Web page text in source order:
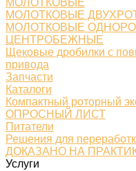
МОЛОТКОВЫЕ
МОЛОТКОВЫЕ
МОЛОТКОВЫЕ
ЦЕНТРОБЕЖНЫЕ
Щековые дробилки с
привода
Запчасти
Каталоги
Компактный роторный
ОПРОСНЫЙ ЛИСТ
Питатели
Решения для
ДОКАЗАНО НА
Услуги